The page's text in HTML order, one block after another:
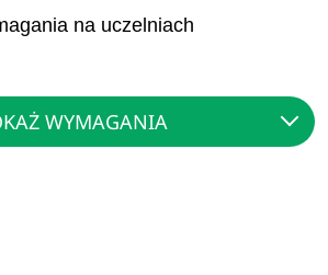
na uczelniach
WYMAGANIA